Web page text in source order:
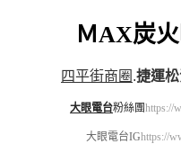
ＭAX炭
四平街商圈 .捷運
大眼電台粉絲團https://
大眼電台IGhttps://